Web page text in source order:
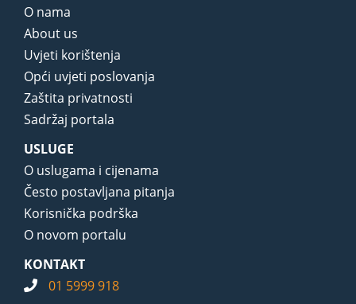
O nama
About us
Uvjeti korištenja
Opći uvjeti poslovanja
Zaštita privatnosti
Sadržaj portala
USLUGE
O uslugama i cijenama
Često postavljana pitanja
Korisnička podrška
O novom portalu
KONTAKT
01 5999 918